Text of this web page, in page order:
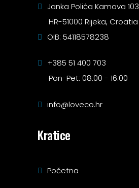
Janka Polića Kamova 103
HR-51000 Rijeka, Croatia
OIB: 54118578238
+385 51 400 703
Pon-Pet: 08:00 - 16:00
info@loveco.hr
Kratice
Početna